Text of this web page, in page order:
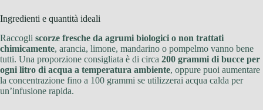
Ingredienti e quantità ideali
Raccogli scorze fresche da agrumi biologici o non trattati
chimicamente, arancia, limone, mandarino o pompelmo vanno bene
tutti. Una proporzione consigliata è di circa 200 grammi di bucce per
ogni litro di acqua a temperatura ambiente, oppure puoi aumentare
la concentrazione fino a 100 grammi se utilizzerai acqua calda per
un’infusione rapida.